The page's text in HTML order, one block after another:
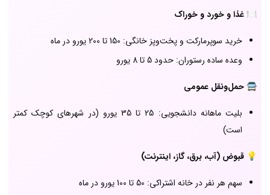
🍽️ غذا و خورد و خوراک
خرید سوپرمارکت و پخت‌وپز خانگی: 150 تا 200 یورو در ماه
وعده ساده رستوران: حدود 5 تا 8 یورو
🚍حمل‌ونقل عمومی
بلیت ماهانه دانشجویی: 25 تا 35 یورو (در شهرهای کوچک کمتر
است)
💡 قبوض (آب، برق، گاز، اینترنت)
سهم هر نفر در خانه اشتراکی: 50 تا 100 یورو در ماه